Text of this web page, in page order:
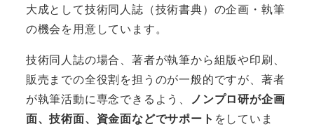
大成として技術同人誌（技術書典）の企画・執筆
の機会を用意しています。
技術同人誌の場合、著者が執筆から組版や印刷、
販売までの全役割を担うのが一般的ですが、著者
が執筆活動に専念できるよう、 ノンプロ研が企画
面、技術面、資金面などでサポート をしていま